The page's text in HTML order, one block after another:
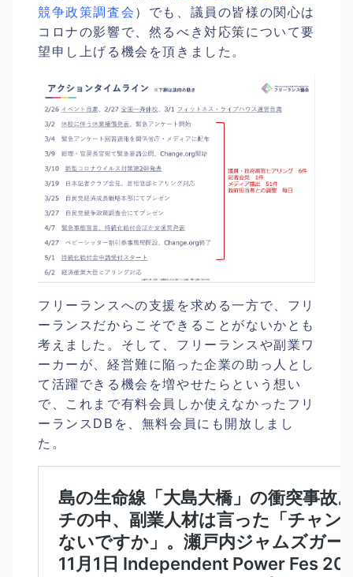
競争政策調査会 ）でも、議員の皆様の関心は
コロナの影響で、然るべき対応策について要
望申し上げる機会を頂きました。
フリーランスへの支援を求める一方で、フリ
ーランスだからこそできることがないかとも
考えました。そして、フリーランスや副業ワ
ーカーが、経営難に陥った企業の助っ人とし
て活躍できる機会を増やせたらという想い
で、これまで有料会員しか使えなかったフリ
ーランスDBを、無料会員にも開放しまし
た。